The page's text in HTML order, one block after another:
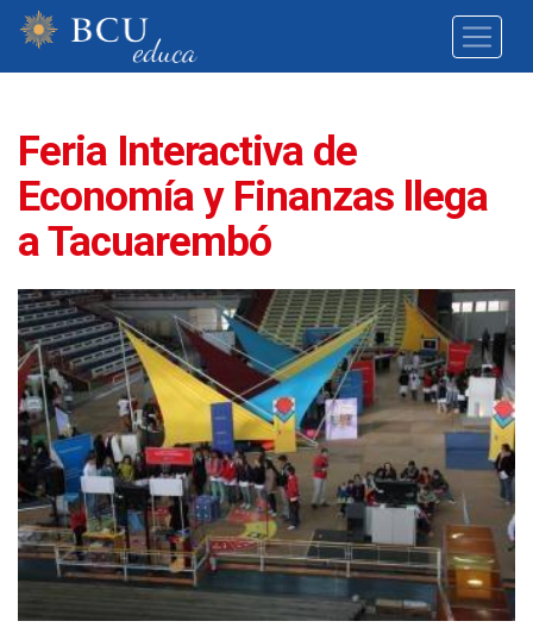
Feria Interactiva de
Economía y Finanzas llega
a Tacuarembó